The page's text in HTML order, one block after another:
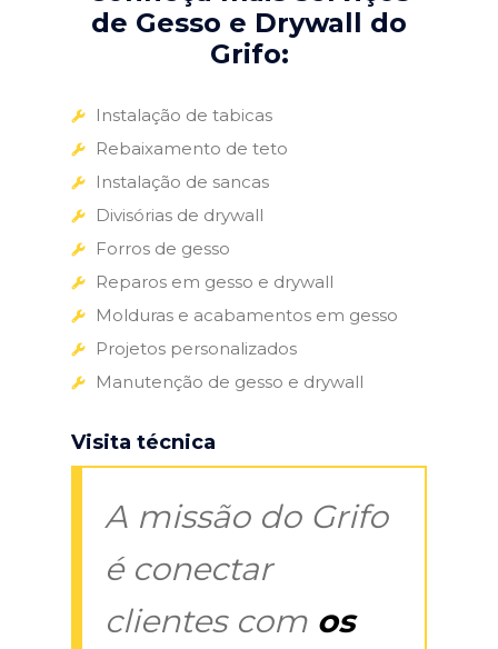
de Gesso e Drywall do
Grifo:
Instalação de tabicas
Rebaixamento de teto
Instalação de sancas
Divisórias de drywall
Forros de gesso
Reparos em gesso e drywall
Molduras e acabamentos em gesso
Projetos personalizados
Manutenção de gesso e drywall
Visita técnica
A missão do Grifo
é conectar
clientes com os